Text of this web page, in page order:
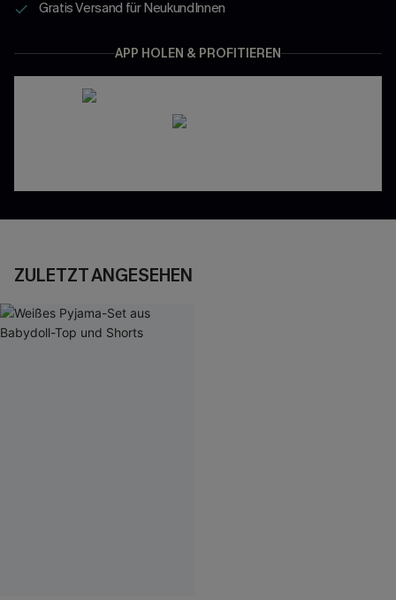
Gratis Versand für NeukundInnen
APP HOLEN & PROFITIEREN
ZULETZT ANGESEHEN